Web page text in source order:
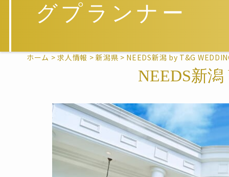
グプランナー
ホーム >求人情報 >新潟県 > NEEDS新潟 by T&G
NEEDS新